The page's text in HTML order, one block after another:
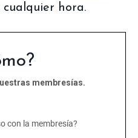
hora.
membresías.
con la membresía?